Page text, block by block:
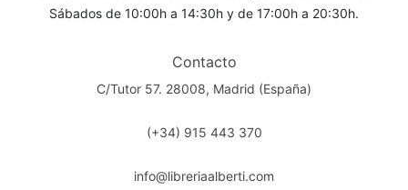
Sábados de 10:00h a 14:30h y de 17:00h a 20:30h.
Contacto
C/Tutor 57. 28008, Madrid (España)
(+34) 915 443 370
info@libreriaalberti.com